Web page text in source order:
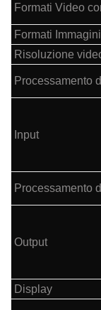
Formati Video
Formati
Risoluzione
Processamento
Input
Processamento
Output
Display